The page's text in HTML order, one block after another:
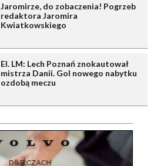
Jaromirze, do zobaczenia! Pogrzeb
redaktora Jaromira
Kwiatkowskiego
El. LM: Lech Poznań znokautował
mistrza Danii. Gol nowego nabytku
ozdobą meczu